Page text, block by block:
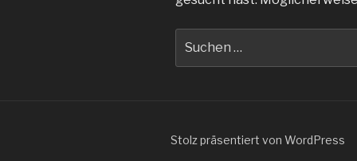
nach:
Stolz präsentiert von WordPress